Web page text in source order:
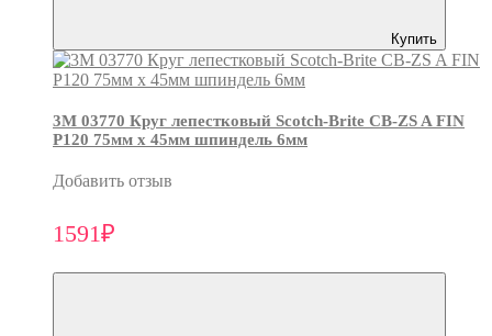
Купить
3М 03770 Круг лепестковый Scotch-Brite CB-ZS A FIN
P120 75мм х 45мм шпиндель 6мм
Добавить отзыв
1591₽